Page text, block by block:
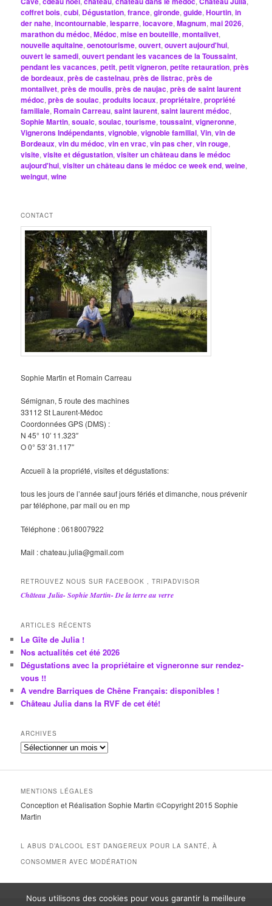
coffret bois,cubi, Dégustation,france,gironde,guide,Hourtin,in
der nahe,incontournable,lesparre,locavore,Magnum,mai 2026,
marathon du médoc,Médoc,mise en bouteille,montalivet,
nouvelle aquitaine,oenotourisme,ouvert,ouvert aujourd'hui,
ouvert le samedi,ouvert pendant les vacances de la Toussaint,
pendant les vacances,petit,petit vigneron,petite retauration,près
de bordeaux,près de castelnau,près de listrac,près de
montalivet,près de moulis,près de naujac,près de saint laurent
médoc,près de soulac,produits locaux,propriétaire,propriété
familiale, Romain Carreau,saint laurent,saint laurent médoc,
Sophie Martin,soualc,soulac,tourisme,toussaint,vigneronne,
Vignerons Indépendants,vignoble,vignoble familial,Vin,vin de
Bordeaux,vin du médoc,vin en vrac,vin pas cher,vin rouge,
visite,visite et dégustation,visiter un château dans le médoc
aujourd'hui,visiter un château dans le médoc ce week end,weine,
weingut,wine
CONTACT
Sophie Martin et Romain Carreau
Sémignan, 5 route des machines
33112 St Laurent-Médoc
Coordonnées GPS (DMS) :
N 45° 10′ 11.323″
O 0° 53′ 31.117″
Accueil à la propriété, visites et dégustations:
tous les jours de l’année sauf jours fériés et dimanche, nous prévenir
par téléphone, par mail ou en mp
Téléphone : 0618007922
Mail : chateau.julia@gmail.com
RETROUVEZ NOUS SUR FACEBOOK , TRIPADVISOR
Château Julia- Sophie Martin- De la terre au verre
ARTICLES RÉCENTS
Le Gîte de Julia !
Nos actualités cet été 2026
Dégustations avec la propriétaire et vigneronne sur rendez-
vous !!
A vendre Barriques de Chêne Français: disponibles !
Château Julia dans la RVF de cet été!
ARCHIVES
A
c
i
v
e
MENTIONS LÉGALES
Conception et Réalisation Sophie Martin ©Copyright 2015 Sophie
Martin
L ABUS D’ALCOOL EST DANGEREUX POUR LA SANTÉ, À
CONSOMMER AVEC MODÉRATION
Nous utilisons des cookies pour vous garantir la meilleure